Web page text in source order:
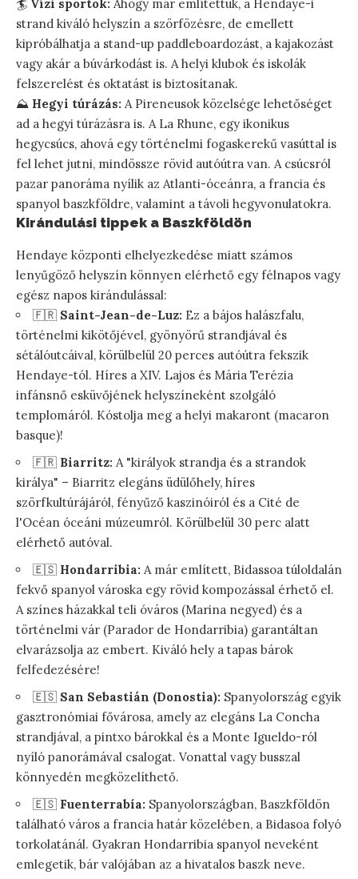
🏄 Vízi sportok: Ahogy már említettük, a Hendaye-i
strand kiváló helyszín a szörfözésre, de emellett
kipróbálhatja a stand-up paddleboardozást, a kajakozást
vagy akár a búvárkodást is. A helyi klubok és iskolák
felszerelést és oktatást is biztosítanak.
⛰️ Hegyi túrázás: A Pireneusok közelsége lehetőséget
ad a hegyi túrázásra is. A La Rhune, egy ikonikus
hegycsúcs, ahová egy történelmi fogaskerekű vasúttal is
fel lehet jutni, mindössze rövid autóútra van. A csúcsról
pazar panoráma nyílik az Atlanti-óceánra, a francia és
spanyol baszkföldre, valamint a távoli hegyvonulatokra.
Kirándulási tippek a Baszkföldön
Hendaye központi elhelyezkedése miatt számos
lenyűgöző helyszín könnyen elérhető egy félnapos vagy
egész napos kirándulással:
🇫🇷 Saint-Jean-de-Luz: Ez a bájos halászfalu,
történelmi kikötőjével, gyönyörű strandjával és
sétálóutcáival, körülbelül 20 perces autóútra fekszik
Hendaye-tól. Híres a XIV. Lajos és Mária Terézia
infánsnő esküvőjének helyszíneként szolgáló
templomáról. Kóstolja meg a helyi makaront (macaron
basque)!
🇫🇷 Biarritz: A "királyok strandja és a strandok
királya" – Biarritz elegáns üdülőhely, híres
szörfkultúrájáról, fényűző kaszinóiról és a Cité de
l'Océan óceáni múzeumról. Körülbelül 30 perc alatt
elérhető autóval.
🇪🇸 Hondarribia: A már említett, Bidassoa túloldalán
fekvő spanyol városka egy rövid kompozással érhető el.
A színes házakkal teli óváros (Marina negyed) és a
történelmi vár (Parador de Hondarribia) garantáltan
elvarázsolja az embert. Kiváló hely a tapas bárok
felfedezésére!
🇪🇸 San Sebastián (Donostia): Spanyolország egyik
gasztronómiai fővárosa, amely az elegáns La Concha
strandjával, a pintxo bárokkal és a Monte Igueldo-ról
nyíló panorámával csalogat. Vonattal vagy busszal
könnyedén megközelíthető.
🇪🇸 Fuenterrabía: Spanyolországban, Baszkföldön
található város a francia határ közelében, a Bidasoa folyó
torkolatánál. Gyakran Hondarribia spanyol neveként
emlegetik, bár valójában az a hivatalos baszk neve.